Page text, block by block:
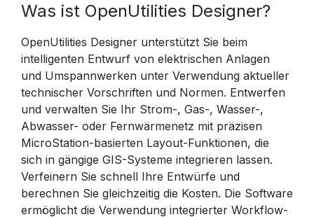
Was ist OpenUtilities Designer?
OpenUtilities Designer unterstützt Sie beim
intelligenten Entwurf von elektrischen Anlagen
und Umspannwerken unter Verwendung aktueller
technischer Vorschriften und Normen. Entwerfen
und verwalten Sie Ihr Strom-, Gas-, Wasser-,
Abwasser- oder Fernwärmenetz mit präzisen
MicroStation-basierten Layout-Funktionen, die
sich in gängige GIS-Systeme integrieren lassen.
Verfeinern Sie schnell Ihre Entwürfe und
berechnen Sie gleichzeitig die Kosten. Die Software
ermöglicht die Verwendung integrierter Workflow-